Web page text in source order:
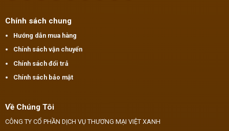
Chính sách chung
Hướng dẫn mua hàng
Chính sách vận chuyển
Chính sách đổi trả
Chính sách bảo mật
Về Chúng Tôi
CÔNG TY CỔ PHẦN DỊCH VỤ THƯƠNG MẠI VIỆT XANH